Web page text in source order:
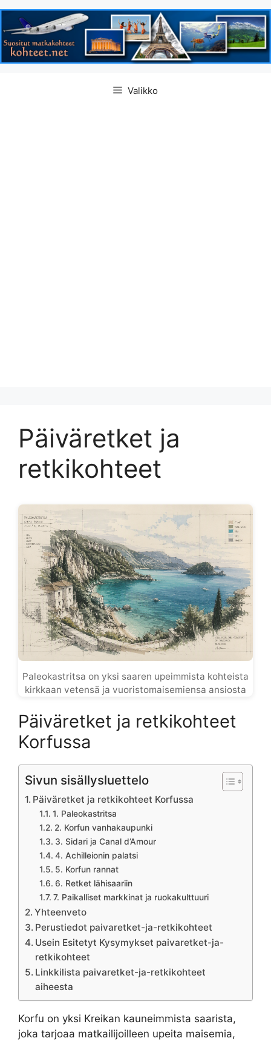
Valikko
Päiväretket ja
retkikohteet
Paleokastritsa on yksi saaren upeimmista kohteista
kirkkaan vetensä ja vuoristomaisemiensa ansiosta
Päiväretket ja retkikohteet
Korfussa
Sivun sisällysluettelo
Päiväretket ja retkikohteet Korfussa
1. Paleokastritsa
2. Korfun vanhakaupunki
3. Sidari ja Canal d’Amour
4. Achilleionin palatsi
5. Korfun rannat
6. Retket lähisaariin
7. Paikalliset markkinat ja ruokakulttuuri
Yhteenveto
Perustiedot paivaretket-ja-retkikohteet
Usein Esitetyt Kysymykset paivaretket-ja-
retkikohteet
Linkkilista paivaretket-ja-retkikohteet
aiheesta
Korfu on yksi Kreikan kauneimmista saarista,
joka tarjoaa matkailijoilleen upeita maisemia,